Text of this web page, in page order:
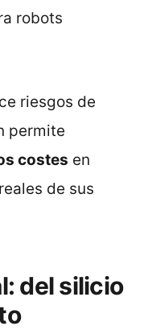
robots
riesgos de
permite
costes en
de sus
del silicio